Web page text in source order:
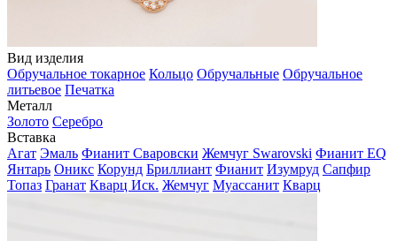
Вид изделия
Обручальное токарное Кольцо Обручальные Обручальное
литьевое Печатка
Металл
Золото Серебро
Вставка
Агат Эмаль Фианит Сваровски Жемчуг Swarovski Фианит EQ
Янтарь Оникс Корунд Бриллиант Фианит Изумруд Сапфир
Топаз Гранат Кварц Иск. Жемчуг Муассанит Кварц